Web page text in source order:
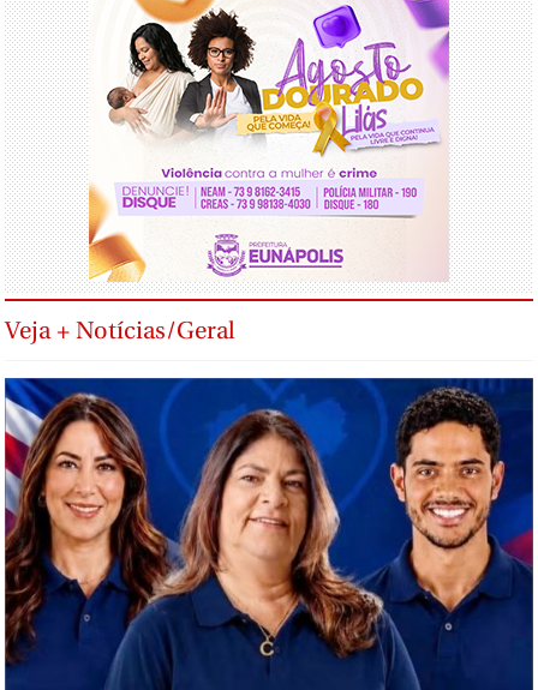
Veja + Notícias/Geral